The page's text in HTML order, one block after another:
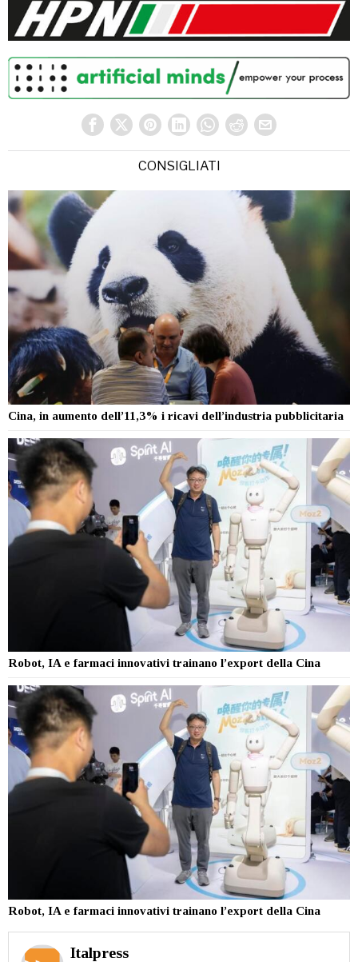
CONSIGLIATI
Cina, in aumento dell’11,3% i ricavi dell’industria pubblicitaria
Robot, IA e farmaci innovativi trainano l’export della Cina
Robot, IA e farmaci innovativi trainano l’export della Cina
Italpress